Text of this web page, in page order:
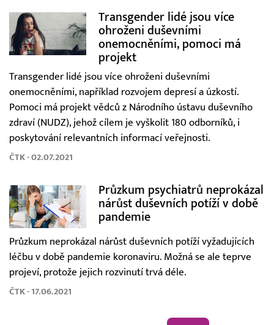
Transgender lidé jsou více
ohroženi duševními
onemocněními, pomoci má
projekt
Transgender lidé jsou více ohroženi duševními
onemocněními, například rozvojem depresí a úzkostí.
Pomoci má projekt vědců z Národního ústavu duševního
zdraví (NUDZ), jehož cílem je vyškolit 180 odborníků, i
poskytování relevantních informací veřejnosti.
ČTK - 02.07.2021
Průzkum psychiatrů neprokázal
nárůst duševních potíží v době
pandemie
Průzkum neprokázal nárůst duševních potíží vyžadujících
léčbu v době pandemie koronaviru. Možná se ale teprve
projeví, protože jejich rozvinutí trvá déle.
ČTK - 17.06.2021